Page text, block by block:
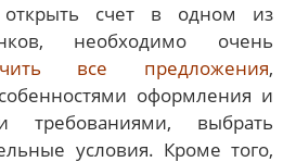
счет в одном из
необходимо очень
все предложения,
оформления и
требованиями, выбрать
условия. Кроме того,